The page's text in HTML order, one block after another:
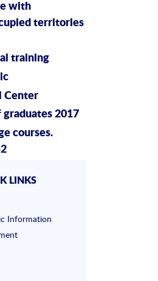
with
territories
training
Center
graduates 2017
courses.
LINKS
Information